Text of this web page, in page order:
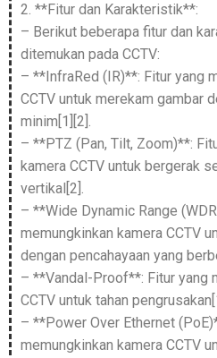
2. **Fitur dan Karakteristik**:
– Berikut beberapa fitur dan
ditemukan pada CCTV:
– **InfraRed (IR)**: Fitur yang
CCTV untuk merekam gambar
minim[1][2].
– **PTZ (Pan, Tilt, Zoom)**:
kamera CCTV untuk bergerak
vertikal[2].
– **Wide Dynamic Range
memungkinkan kamera CCTV
dengan pencahayaan yang
– **Vandal-Proof**: Fitur yang
CCTV untuk tahan
– **Power Over Ethernet
memungkinkan kamera CCTV